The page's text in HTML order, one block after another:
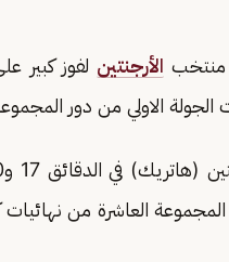
منتخب الأرجنتين لفوز كبير
الاولي من دور المجموعات
العاشرة من